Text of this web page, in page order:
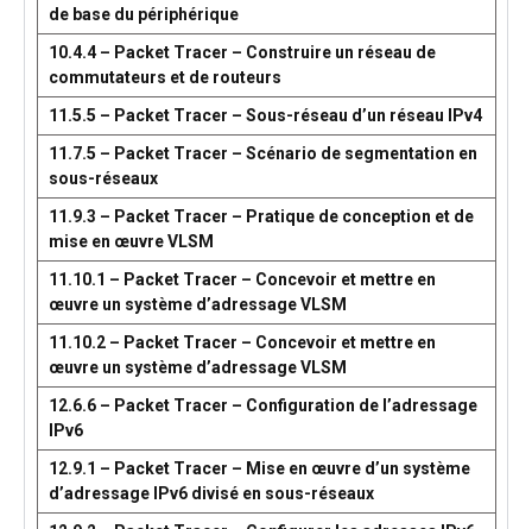
de base du périphérique
10.4.4 – Packet Tracer – Construire un réseau de
commutateurs et de routeurs
11.5.5 – Packet Tracer – Sous-réseau d’un réseau IPv4
11.7.5 – Packet Tracer – Scénario de segmentation en
sous-réseaux
11.9.3 – Packet Tracer – Pratique de conception et de
mise en œuvre VLSM
11.10.1 – Packet Tracer – Concevoir et mettre en
œuvre un système d’adressage VLSM
11.10.2 – Packet Tracer – Concevoir et mettre en
œuvre un système d’adressage VLSM
12.6.6 – Packet Tracer – Configuration de l’adressage
IPv6
12.9.1 – Packet Tracer – Mise en œuvre d’un système
d’adressage IPv6 divisé en sous-réseaux